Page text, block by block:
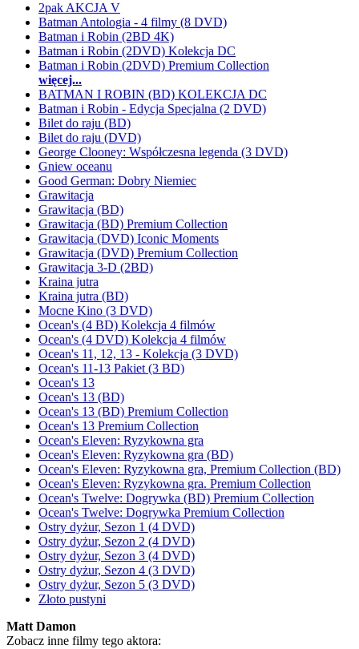
2pak AKCJA V
Batman Antologia - 4 filmy (8 DVD)
Batman i Robin (2BD 4K)
Batman i Robin (2DVD) Kolekcja DC
Batman i Robin (2DVD) Premium Collection
więcej...
BATMAN I ROBIN (BD) KOLEKCJA DC
Batman i Robin - Edycja Specjalna (2 DVD)
Bilet do raju (BD)
Bilet do raju (DVD)
George Clooney: Współczesna legenda (3 DVD)
Gniew oceanu
Good German: Dobry Niemiec
Grawitacja
Grawitacja (BD)
Grawitacja (BD) Premium Collection
Grawitacja (DVD) Iconic Moments
Grawitacja (DVD) Premium Collection
Grawitacja 3-D (2BD)
Kraina jutra
Kraina jutra (BD)
Mocne Kino (3 DVD)
Ocean's (4 BD) Kolekcja 4 filmów
Ocean's (4 DVD) Kolekcja 4 filmów
Ocean's 11, 12, 13 - Kolekcja (3 DVD)
Ocean's 11-13 Pakiet (3 BD)
Ocean's 13
Ocean's 13 (BD)
Ocean's 13 (BD) Premium Collection
Ocean's 13 Premium Collection
Ocean's Eleven: Ryzykowna gra
Ocean's Eleven: Ryzykowna gra (BD)
Ocean's Eleven: Ryzykowna gra, Premium Collection (BD)
Ocean's Eleven: Ryzykowna gra. Premium Collection
Ocean's Twelve: Dogrywka (BD) Premium Collection
Ocean's Twelve: Dogrywka Premium Collection
Ostry dyżur, Sezon 1 (4 DVD)
Ostry dyżur, Sezon 2 (4 DVD)
Ostry dyżur, Sezon 3 (4 DVD)
Ostry dyżur, Sezon 4 (3 DVD)
Ostry dyżur, Sezon 5 (3 DVD)
Złoto pustyni
Matt Damon
Zobacz inne filmy tego aktora: